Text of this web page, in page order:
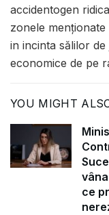
accidentogen
zonele
in incinta sălilor
economice de pe
YOU MIGHT
ce